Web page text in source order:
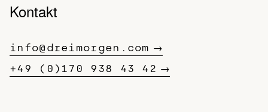
Kontakt
info@dreimorgen.com
+49 (0)170 938 43 42